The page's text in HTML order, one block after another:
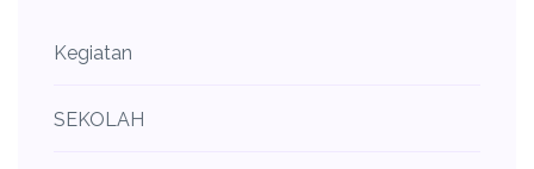
Kegiatan
SEKOLAH